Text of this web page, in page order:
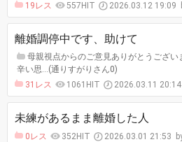
19レス
557HIT 2026.03.12 19:09
離婚調停中です、助けて
母親視点からのご意見ありがとうござい
辛い思…(通りすがりさん0)
31レス
1061HIT 2026.03.11 20:14
未練があるまま離婚した人
0レス 352HIT 2026.03.01 21:53